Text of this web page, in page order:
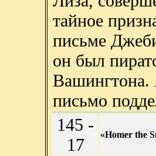
тайное
письме
он был
Вашингтона.
письмо
145 -
17
«Homer the